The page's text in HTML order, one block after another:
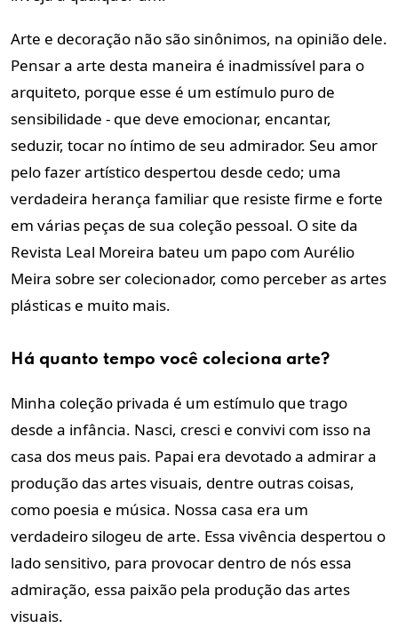
Arte e decoração não são sinônimos, na opinião dele.
Pensar a arte desta maneira é inadmissível para o
arquiteto, porque esse é um estímulo puro de
sensibilidade - que deve emocionar, encantar,
seduzir, tocar no íntimo de seu admirador. Seu amor
pelo fazer artístico despertou desde cedo; uma
verdadeira herança familiar que resiste firme e forte
em várias peças de sua coleção pessoal. O site da
Revista Leal Moreira bateu um papo com Aurélio
Meira sobre ser colecionador, como perceber as artes
plásticas e muito mais.
Há quanto tempo você coleciona arte?
Minha coleção privada é um estímulo que trago
desde a infância. Nasci, cresci e convivi com isso na
casa dos meus pais. Papai era devotado a admirar a
produção das artes visuais, dentre outras coisas,
como poesia e música. Nossa casa era um
verdadeiro silogeu de arte. Essa vivência despertou o
lado sensitivo, para provocar dentro de nós essa
admiração, essa paixão pela produção das artes
visuais.